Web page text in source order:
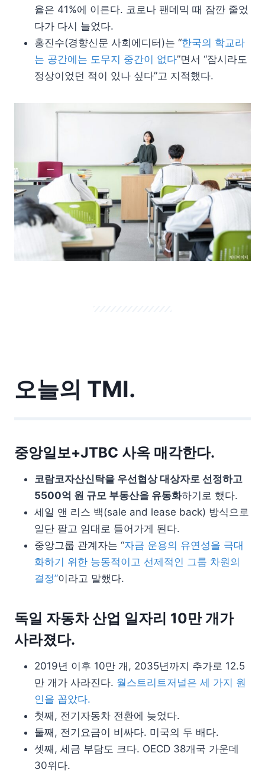
율은 41%에 이른다. 코로나 팬데믹 때 잠깐 줄었
다가 다시 늘었다.
홍진수(경향신문 사회에디터)는 “한국의 학교라
는 공간에는 도무지 중간이 없다”면서 “잠시라도
정상이었던 적이 있나 싶다”고 지적했다.
오늘의 TMI.
중앙일보+JTBC 사옥 매각한다.
코람코자산신탁을 우선협상 대상자로 선정하고
5500억 원 규모 부동산을 유동화하기로 했다.
세일 앤 리스 백(sale and lease back) 방식으로
일단 팔고 임대로 들어가게 된다.
중앙그룹 관계자는 “자금 운용의 유연성을 극대
화하기 위한 능동적이고 선제적인 그룹 차원의
결정”이라고 말했다.
독일 자동차 산업 일자리 10만 개가
사라졌다.
2019년 이후 10만 개, 2035년까지 추가로 12.5
만 개가 사라진다. 월스트리트저널은 세 가지 원
인을 꼽았다.
첫째, 전기자동차 전환에 늦었다.
둘째, 전기요금이 비싸다. 미국의 두 배다.
셋째, 세금 부담도 크다. OECD 38개국 가운데
30위다.